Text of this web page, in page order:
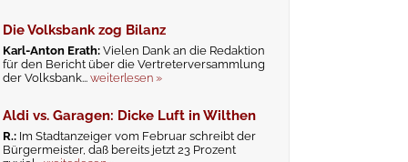
Die Volksbank zog Bilanz
Karl-Anton Erath:Vielen Dank an die Redaktion
für den Bericht über die Vertreterversammlung
der Volksbank...weiterlesen »
Aldi vs. Garagen: Dicke Luft in Wilthen
R.: Im Stadtanzeiger vom Februar schreibt der
Bürgermeister, daß bereits jetzt 23 Prozent